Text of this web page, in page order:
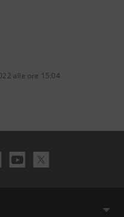
alle ore 15:04